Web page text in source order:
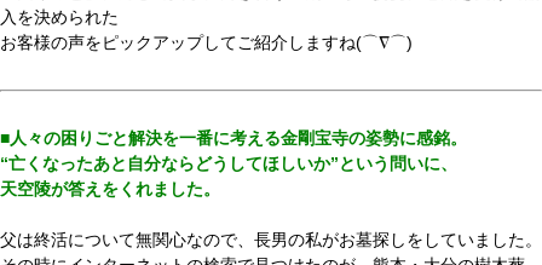
入を決められた
お客様の声をピックアップしてご紹介しますね(⌒∇⌒)
■人々の困りごと解決を一番に考える金剛宝寺の姿勢に感銘。
“亡くなったあと自分ならどうしてほしいか”という問いに、
天空陵が答えをくれました。
父は終活について無関心なので、長男の私がお墓探しをしていました。